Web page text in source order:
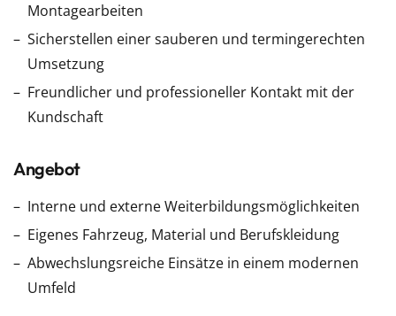
Montagearbeiten
Sicherstellen einer sauberen und termingerechten
Umsetzung
Freundlicher und professioneller Kontakt mit der
Kundschaft
Angebot
Interne und externe Weiterbildungsmöglichkeiten
Eigenes Fahrzeug, Material und Berufskleidung
Abwechslungsreiche Einsätze in einem modernen
Umfeld